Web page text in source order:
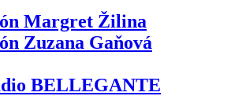
Margret Žilina
Zuzana Gaňová
BELLEGANTE